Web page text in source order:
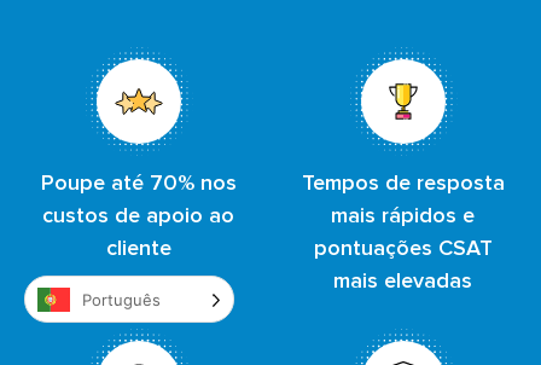
Poupe até 70% nos
custos de apoio ao
cliente
Tempos de resposta
mais rápidos e
pontuações CSAT
mais elevadas
Português